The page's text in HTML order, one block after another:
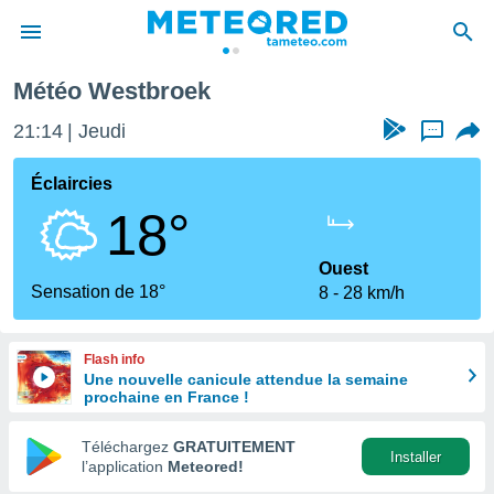
de
en
Météo Westbroek
21:14 Jeudi ...
Éclaircies
18°
Sensation de 18°
Ouest
8
28 km/h
Flash info
Une nouvelle canicule attendue la semaine
prochaine en France !
Téléchargez GRATUITEMENT
l’application Meteored!
Installer